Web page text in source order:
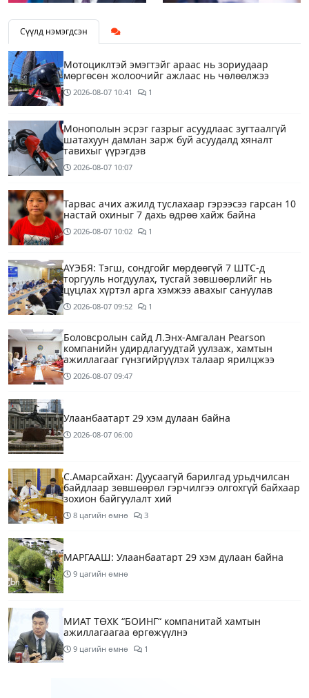
Сүүлд нэмэгдсэн
Мотоциклтэй эмэгтэйг араас нь зориудаар
мөргөсөн жолоочийг ажлаас нь чөлөөлжээ
2026-08-07 10:41 1
Монополын эсрэг газрыг асуудлаас зугтаалгүй
шатахуун дамлан зарж буй асуудалд хяналт
тавихыг үүрэгдэв
2026-08-07 10:07
Тарвас ачих ажилд туслахаар гэрээсээ гарсан 10
настай охиныг 7 дахь өдрөө хайж байна
2026-08-07 10:02 1
АҮЭБЯ: Тэгш, сондгойг мөрдөөгүй 7 ШТС-д
торгууль ногдуулах, тусгай зөвшөөрлийг нь
цуцлах хүртэл арга хэмжээ авахыг сануулав
2026-08-07 09:52 1
Боловсролын сайд Л.Энх-Амгалан Pearson
компанийн удирдлагуудтай уулзаж, хамтын
ажиллагааг гүнзгийрүүлэх талаар ярилцжээ
2026-08-07 09:47
Улаанбаатарт 29 хэм дулаан байна
2026-08-07 06:00
С.Амарсайхан: Дуусаагүй барилгад урьдчилсан
байдлаар зөвшөөрөл гэрчилгээ олгохгүй байхаар
зохион байгуулалт хий
8 цагийн өмнө 3
МАРГААШ: Улаанбаатарт 29 хэм дулаан байна
9 цагийн өмнө
МИАТ ТӨХК “БОИНГ“ компанитай хамтын
ажиллагаагаа өргөжүүлнэ
9 цагийн өмнө 1